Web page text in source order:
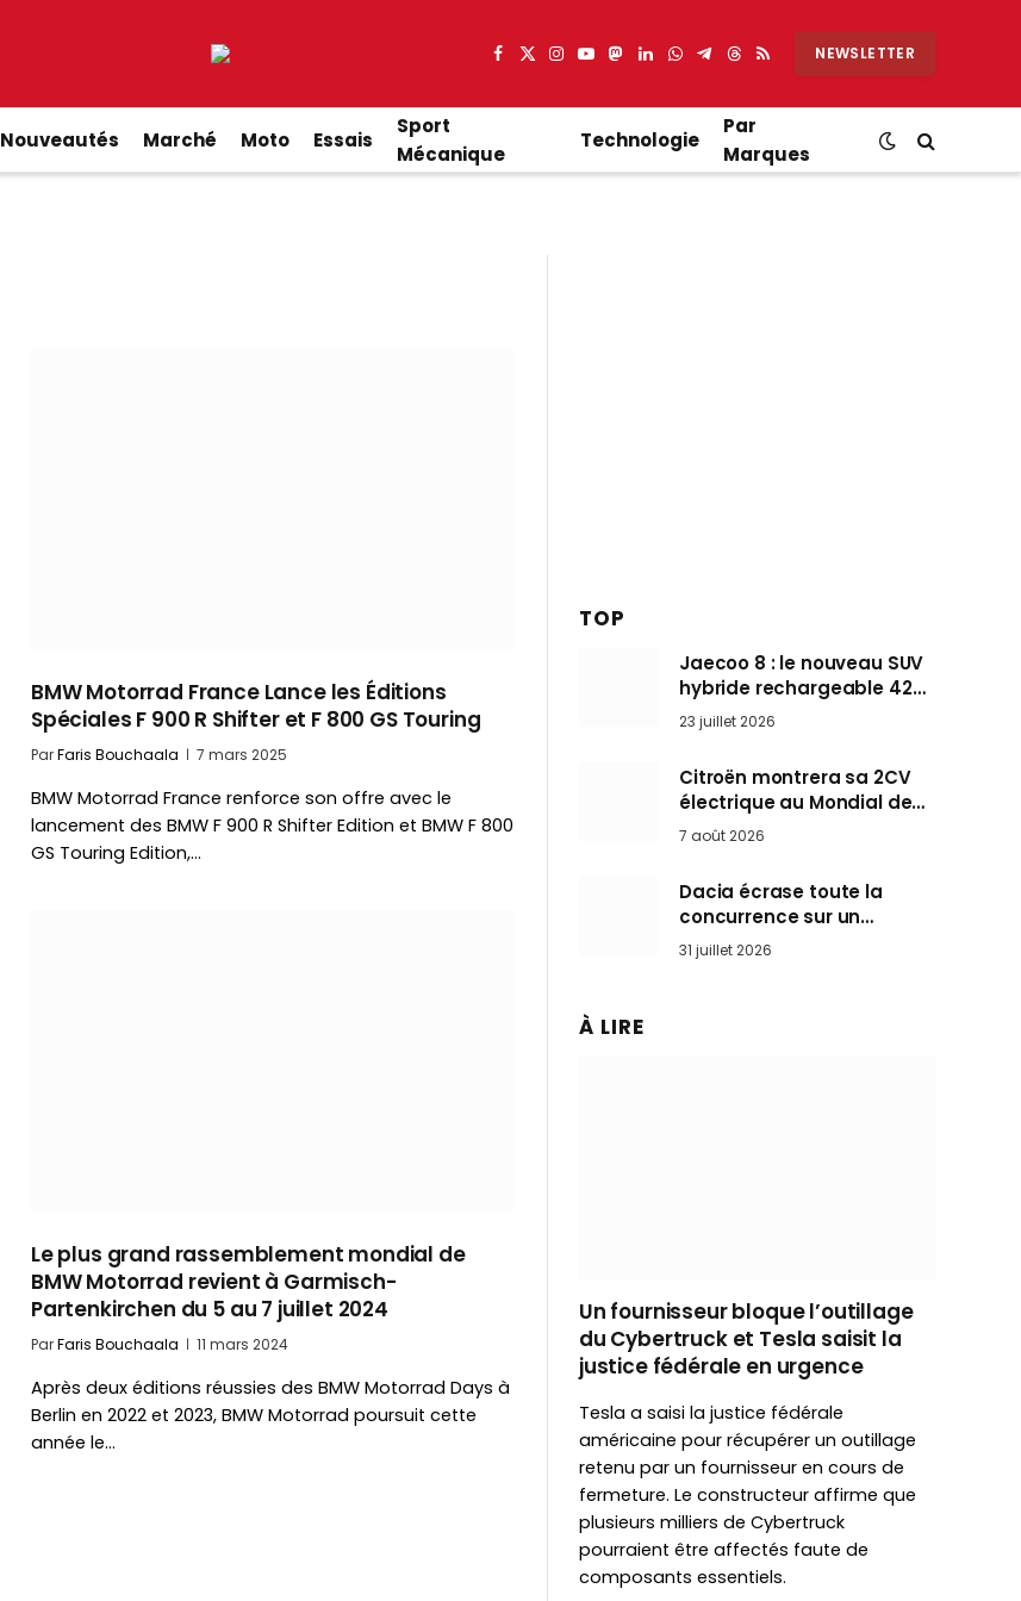
Facebook
X
Instagram
YouTube
Mastodon
LinkedIn
WhatsApp
Partager
Telegram
Threads
RSS NEWSLETTER
Nouveautés Marché Moto Essais
Sport
Mécanique
Technologie
Par
Marques
BMW Motorrad France Lance les Éditions
Spéciales F 900 R Shifter et F 800 GS Touring
ParFaris Bouchaala 7 mars 2025
BMW Motorrad France renforce son offre avec le
lancement des BMW F 900 R Shifter Edition et BMW F 800
GS Touring Edition,…
Le plus grand rassemblement mondial de
BMW Motorrad revient à Garmisch-
Partenkirchen du 5 au 7 juillet 2024
ParFaris Bouchaala 11 mars 2024
Après deux éditions réussies des BMW Motorrad Days à
Berlin en 2022 et 2023, BMW Motorrad poursuit cette
année le…
TOP
Jaecoo 8 : le nouveau SUV
hybride rechargeable 428
ch qui vise l’Audi Q7 arrive
en Europe cet automne
23 juillet 2026
Citroën montrera sa 2CV
électrique au Mondial de
Paris pendant que BMW et
7 août 2026
Dacia écrase toute la
concurrence sur un
marché où personne ne
l’attendait
31 juillet 2026
À LIRE
Un fournisseur bloque l’outillage
du Cybertruck et Tesla saisit la
justice fédérale en urgence
Tesla a saisi la justice fédérale
américaine pour récupérer un outillage
retenu par un fournisseur en cours de
fermeture. Le constructeur affirme que
plusieurs milliers de Cybertruck
pourraient être affectés faute de
composants essentiels.